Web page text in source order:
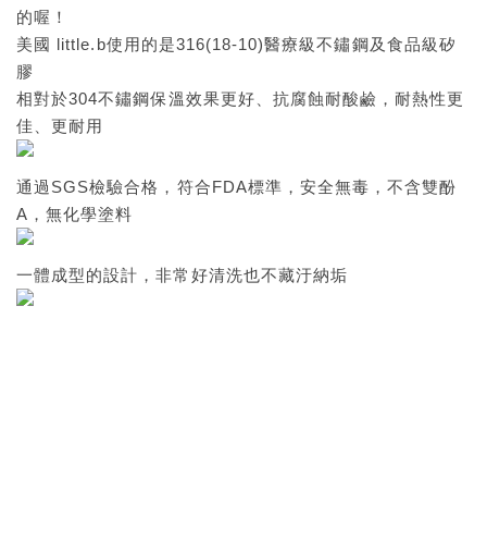
的喔！
美國 little.b使用的是316(18-10)醫療級不鏽鋼及食品級矽
膠
相對於304不鏽鋼保溫效果更好、抗腐蝕耐酸鹼，耐熱性更
佳、更耐用
通過SGS檢驗合格，符合FDA標準，安全無毒，不含雙酚
A，無化學塗料
一體成型的設計，非常好清洗也不藏汙納垢